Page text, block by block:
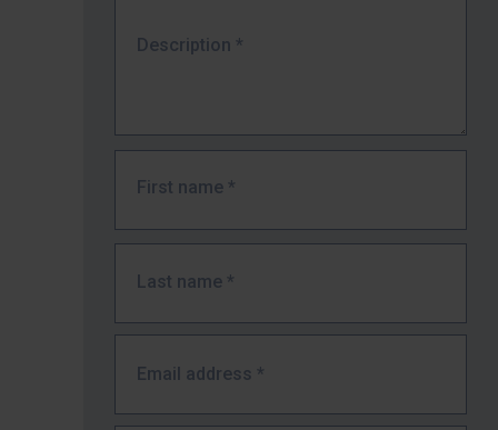
Description *
First name *
Last name *
Email address *